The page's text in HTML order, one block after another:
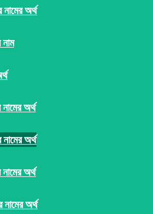
অর্থ
অর্থ
অর্থ
অর্থ
নামের অর্থ